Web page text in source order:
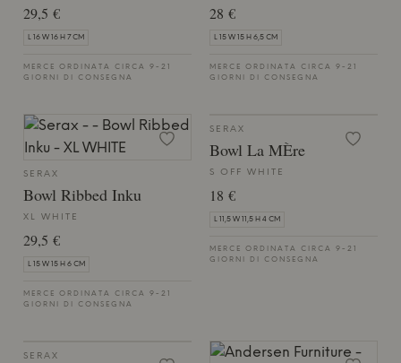
29,5 €
L 16 W 16 H 7 CM
MERCE ORDINATA CIRCA 9-21
GIORNI DI CONSEGNA
28 €
L 15 W 15 H 6,5 CM
MERCE ORDINATA CIRCA 9-21
GIORNI DI CONSEGNA
SERAX
Bowl Ribbed Inku
XL WHITE
29,5 €
L 15 W 15 H 6 CM
MERCE ORDINATA CIRCA 9-21
GIORNI DI CONSEGNA
SERAX
Bowl La MÈre
S OFF WHITE
18 €
L 11,5 W 11,5 H 4 CM
MERCE ORDINATA CIRCA 9-21
GIORNI DI CONSEGNA
SERAX